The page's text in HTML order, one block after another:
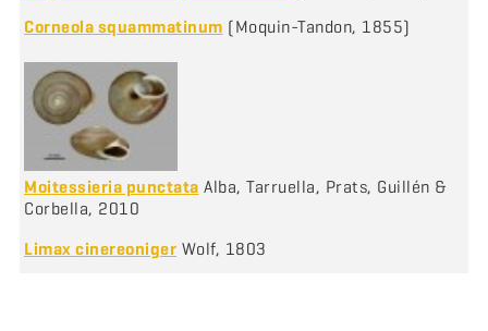
Corneola squammatinum (Moquin-Tandon, 1855)
Moitessieria punctata Alba, Tarruella, Prats, Guillén &
Corbella, 2010
Limax cinereoniger Wolf, 1803